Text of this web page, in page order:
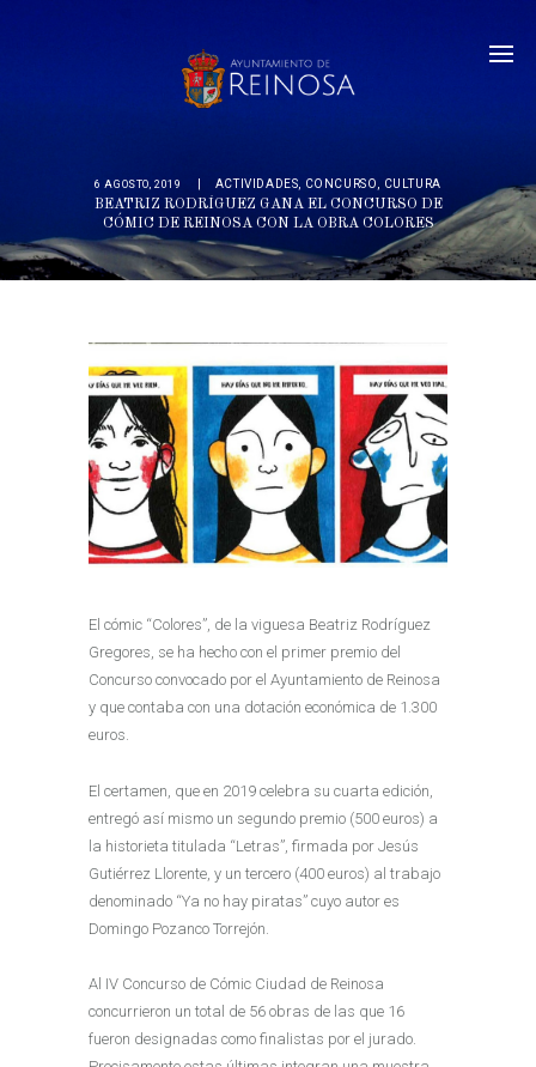
6 AGOSTO, 2019 ACTIVIDADES, CONCURSO, CULTURA
BEATRIZ RODRÍGUEZ GANA EL CONCURSO DE
CÓMIC DE REINOSA CON LA OBRA COLORES
El cómic “Colores”, de la viguesa Beatriz Rodríguez
Gregores, se ha hecho con el primer premio del
Concurso convocado por el Ayuntamiento de Reinosa
y que contaba con una dotación económica de 1.300
euros.
El certamen, que en 2019 celebra su cuarta edición,
entregó así mismo un segundo premio (500 euros) a
la historieta titulada “Letras”, firmada por Jesús
Gutiérrez Llorente, y un tercero (400 euros) al trabajo
denominado “Ya no hay piratas” cuyo autor es
Domingo Pozanco Torrejón.
Al IV Concurso de Cómic Ciudad de Reinosa
concurrieron un total de 56 obras de las que 16
fueron designadas como finalistas por el jurado.